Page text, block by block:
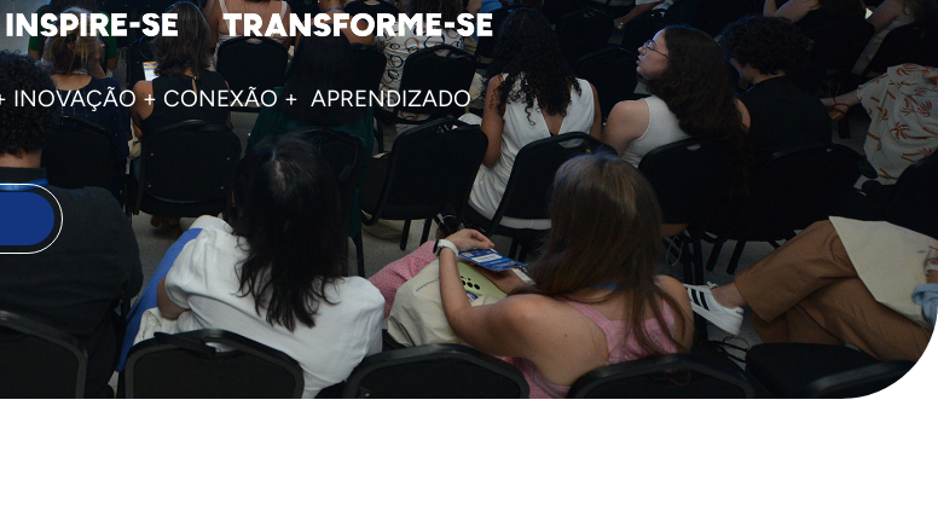
INOVAÇÃO + CONEXÃO + APRENDIZADO